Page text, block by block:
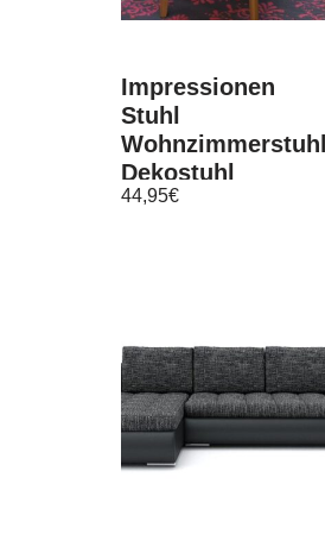
Impressionen
Stuhl
Wohnzimmerstuhl
Dekostuhl
Holzstuhl Finn
44,95€